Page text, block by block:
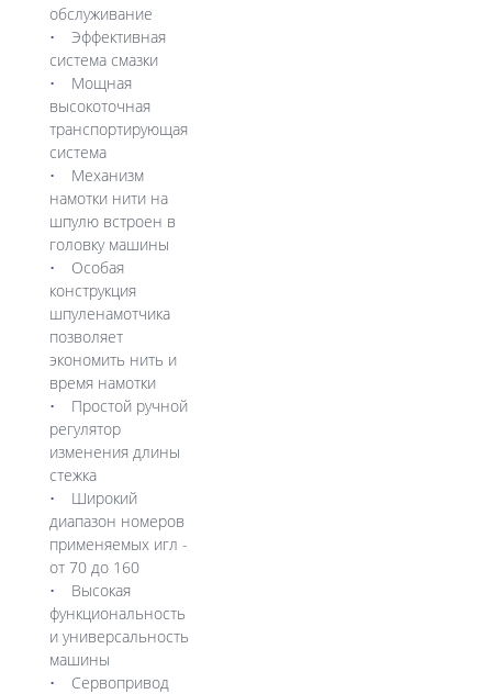
обслуживание
Эффективная
система смазки
Мощная
высокоточная
транспортирующая
система
Механизм
намотки нити на
шпулю встроен в
головку машины
Особая
конструкция
шпуленамотчика
позволяет
экономить нить и
время намотки
Простой ручной
регулятор
изменения длины
стежка
Широкий
диапазон номеров
применяемых игл -
от 70 до 160
Высокая
функциональность
и универсальность
машины
Сервопривод